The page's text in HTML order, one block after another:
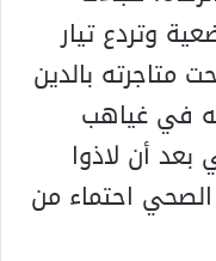
وتردع تيار
متاجرته بالدين
في غياهب
أن لاذوا
احتماء من